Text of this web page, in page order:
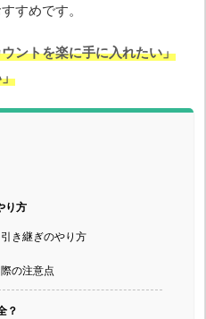
すめです。
ントを楽に手に入れたい」
り方
き継ぎのやり方
の注意点
？